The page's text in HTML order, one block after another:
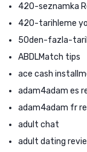
420-seznamka
420-tarihleme
50den-fazla-
ABDLMatch tips
ace cash
adam4adam es
adam4adam fr
adult chat
adult dating